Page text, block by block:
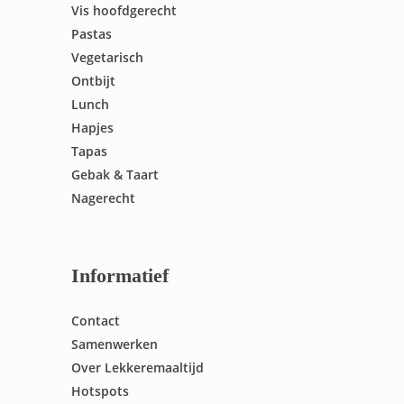
Vis hoofdgerecht
Pastas
Vegetarisch
Ontbijt
Lunch
Hapjes
Tapas
Gebak & Taart
Nagerecht
Informatief
Contact
Samenwerken
Over Lekkeremaaltijd
Hotspots